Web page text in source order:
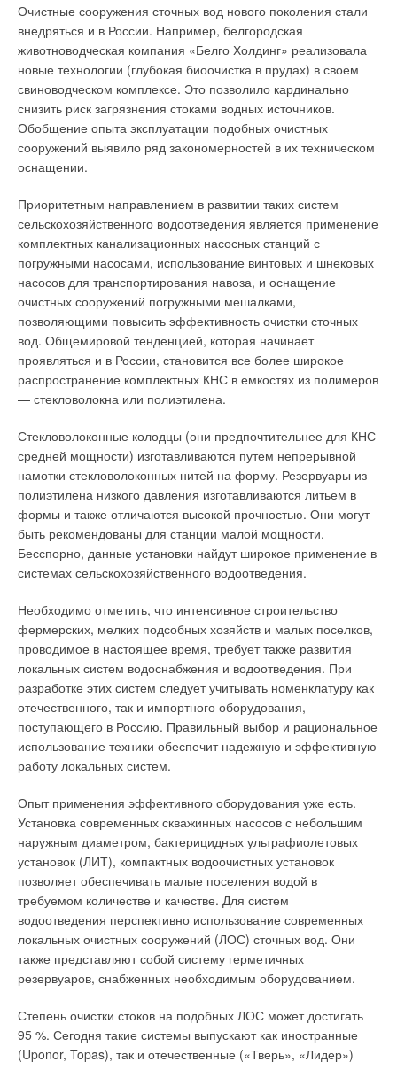
Очистные сооружения сточных вод нового поколения стали
внедряться и в России. Например, белгородская
животноводческая компания «Белго Холдинг» реализовала
новые технологии (глубокая биоочистка в прудах) в своем
свиноводческом комплексе. Это позволило кардинально
снизить риск загрязнения стоками водных источников.
Обобщение опыта эксплуатации подобных очистных
сооружений выявило ряд закономерностей в их техническом
оснащении.
Приоритетным направлением в развитии таких систем
сельскохозяйственного водоотведения является применение
комплектных канализационных насосных станций с
погружными насосами, использование винтовых и шнековых
насосов для транспортирования навоза, и оснащение
очистных сооружений погружными мешалками,
позволяющими повысить эффективность очистки сточных
вод. Общемировой тенденцией, которая начинает
проявляться и в России, становится все более широкое
распространение комплектных КНС в емкостях из полимеров
— стекловолокна или полиэтилена.
Стекловолоконные колодцы (они предпочтительнее для КНС
средней мощности) изготавливаются путем непрерывной
намотки стекловолоконных нитей на форму. Резервуары из
полиэтилена низкого давления изготавливаются литьем в
формы и также отличаются высокой прочностью. Они могут
быть рекомендованы для станции малой мощности.
Бесспорно, данные установки найдут широкое применение в
системах сельскохозяйственного водоотведения.
Необходимо отметить, что интенсивное строительство
фермерских, мелких подсобных хозяйств и малых поселков,
проводимое в настоящее время, требует также развития
локальных систем водоснабжения и водоотведения. При
разработке этих систем следует учитывать номенклатуру как
отечественного, так и импортного оборудования,
поступающего в Россию. Правильный выбор и рациональное
использование техники обеспечит надежную и эффективную
работу локальных систем.
Опыт применения эффективного оборудования уже есть.
Установка современных скважинных насосов с небольшим
наружным диаметром, бактерицидных ультрафиолетовых
установок (ЛИТ), компактных водоочистных установок
позволяет обеспечивать малые поселения водой в
требуемом количестве и качестве. Для систем
водоотведения перспективно использование современных
локальных очистных сооружений (ЛОС) сточных вод. Они
также представляют собой систему герметичных
резервуаров, снабженных необходимым оборудованием.
Степень очистки стоков на подобных ЛОС может достигать
95 %. Сегодня такие системы выпускают как иностранные
(Uponor, Topas), так и отечественные («Тверь», «Лидер»)
отношению к большинству микроорганизмов Н2О2 имеет
невысокую стоимость, продукты ее разложения абсолютно
безопасны, а необходимые реагенты просты и доступны,
этот метод имеет большие перспективы. Все современные
способы обработки воды подразумевают использование
сложных технологических схем и современного насосного
оборудования.
При этом отдельные требования предъявляются к его
диспетчеризации с возможностью внешнего управления и
обратной связью. Отдельные требования предъявляются к
качеству поверхностей, соприкасающихся с очищенной
водой. В современных моделях насосов поверхности
подвергаются комплексной обработке, включающей в себя
декапирование и пассивирование (декапирование —
обработка поверхности стали травильным раствором,
устраняющим цвета побежалости и инородные включения
после сварки; пассивирование — устранение остатков
химикатов и продуктов травления).
электролитическому полированию. Все эти меры не только
повышают качество агрегата, но и увеличивают
коррозионную стойкость и исключают попадание продуктов
коррозии в очищенную воду. Помимо этого, современные
насосы снабжены специальными торцевыми уплотнениями,
исключающими попадание загрязнений в очищенную
жидкость.
специальной конструкции — картриджевыми, сводящими к
минимуму возможность загрязнения готовой воды.
Отдельным аспектом современных методов водоочистки и
водоподготовки является энергосбережение. Не секрет, что
рост тарифов на электроэнергию вызывает общий рост цен,
и производство качественной воды (достаточно энергоемкий
процесс) не является исключением.
Прямой учет мощности насосного оборудования в
существует прямая зависимость между потреблением
энергии и качеством очистки [4] — это дополнительный
стимул использовать современное энергоэффективное
насосное оборудование, ведь в отдельных системах его
доля в энергозатратах доходит до 90 %. По оценкам
экспертов, современные насосы способны сэкономить до 50
% потребляемой электроэнергии [6].
Вообще, в инженерных системах и, в частности, в процессах
обеззараживания воды для бытовых и производственных
оборудованию. От технических параметров, качества и
степени надежности оборудования, а также положения
фирмы-производителя на мировом рынке во многом зависит
В то же время на предприятии, где установлен такой
парогенератор, должен быть источник электрической энергии
соответствующей мощности. В современных
электропарогенераторах используются следующие способы
нагрева: ТЭНовый, электродный и индукционный. В ТЭНовых
электропарогенераторах для кипячения применяются
трубчатые нагревательные элементы ТЭНы.
Рубашку ТЭНов изготавливают из материалов, не
загрязняющих воду, например, из нержавеющей стали, что
позволяет получить достаточно чистый пар, который можно
использовать в пищевой промышленности, в
непосредственном контакте с продуктами. Еще одно
достоинство ТЭНовых парогенераторов — эффективный
нагрев воды любой электропроводности. К основным
недостаткам таких приборов можно отнести интенсивное
отложение солей жесткости (накипи) на поверхности ТЭНов,
что может привести к его перегоранию, а также
невозможность плавного регулирования мощности агрегата.
глубоко умягченную подпиточную воду или омагничивание,
что весьма удорожает стоимость установки. В отличии от
емкостных ТЭНовых парогенераторов, многотрубная
конструкция парогенераторов циркуляционного типа,
позволяет создать несколько замкнутых циркуляционных
контуров, что дает возможность при небольшом объеме
жидкости обеспечить высокую скорость омывания ТЭНов,
(максимальную теплоотдачу), что практически исключает
перегрев ТЭНа и обеспечивает длительный срок службы.
В отличие от ТЭНов, электроды не могут перегореть, и
выпадение осадка на них незначительно (температура
электродов почти не отличается от температуры воды).
Путем изменения площади соприкосновения электрода с
нагреваемой водой, можно плавно регулировать мощность
парогенератора. Кроме того, большинство электродных
парогенераторов обладает меньшими габаритами и
стоимостью, чем ТЭНовые аналогичной мощности.
Однако вода, используемая в электродных котлах, должна
иметь достаточно высокую электропроводность, поэтому в
нее добавляют различные химически активные вещества
(соли, кислоты, пищевую соду и т.д.). Такой пар может
привести к разрушению элементов системы, в которую он
поступает. Кроме того, его нельзя использовать в ряде
технологических процессов. В индукционных
парогенераторах вода нагревается с помощью
высокочастотного излучения.
Отсутствие прямого контакта воды и нагревательного
элемента (излучателя) позволяет получить особо чистый
«медицинский» пар. К недостаткам этих приборов относятся
их высокие стоимость и энергопотребление. Поэтому